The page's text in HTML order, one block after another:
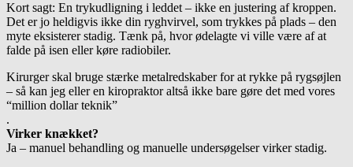
Kort sagt: En trykudligning i leddet – ikke en justering af kroppen.
Det er jo heldigvis ikke din ryghvirvel, som trykkes på plads – den
myte eksisterer stadig. Tænk på, hvor ødelagte vi ville være af at
falde på isen eller køre radiobiler.
Kirurger skal bruge stærke metalredskaber for at rykke på rygsøjlen
– så kan jeg eller en kiropraktor altså ikke bare gøre det med vores
“million dollar teknik”
.
Virker knækket?
Ja – manuel behandling og manuelle undersøgelser virker stadig.